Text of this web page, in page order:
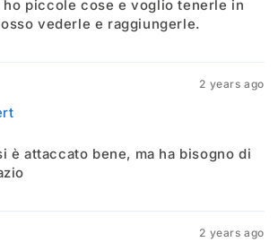
ho piccole cose e voglio tenerle in
vederle e raggiungerle.
2 years ago
è attaccato bene, ma ha bisogno di
2 years ago